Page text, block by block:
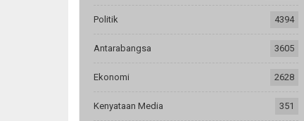
Politik 4394
Antarabangsa 3605
Ekonomi 2628
Kenyataan Media 351